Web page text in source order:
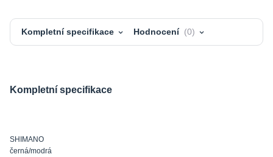
Kompletní specifikace Hodnocení 0
Kompletní specifikace
SHIMANO
černá/modrá